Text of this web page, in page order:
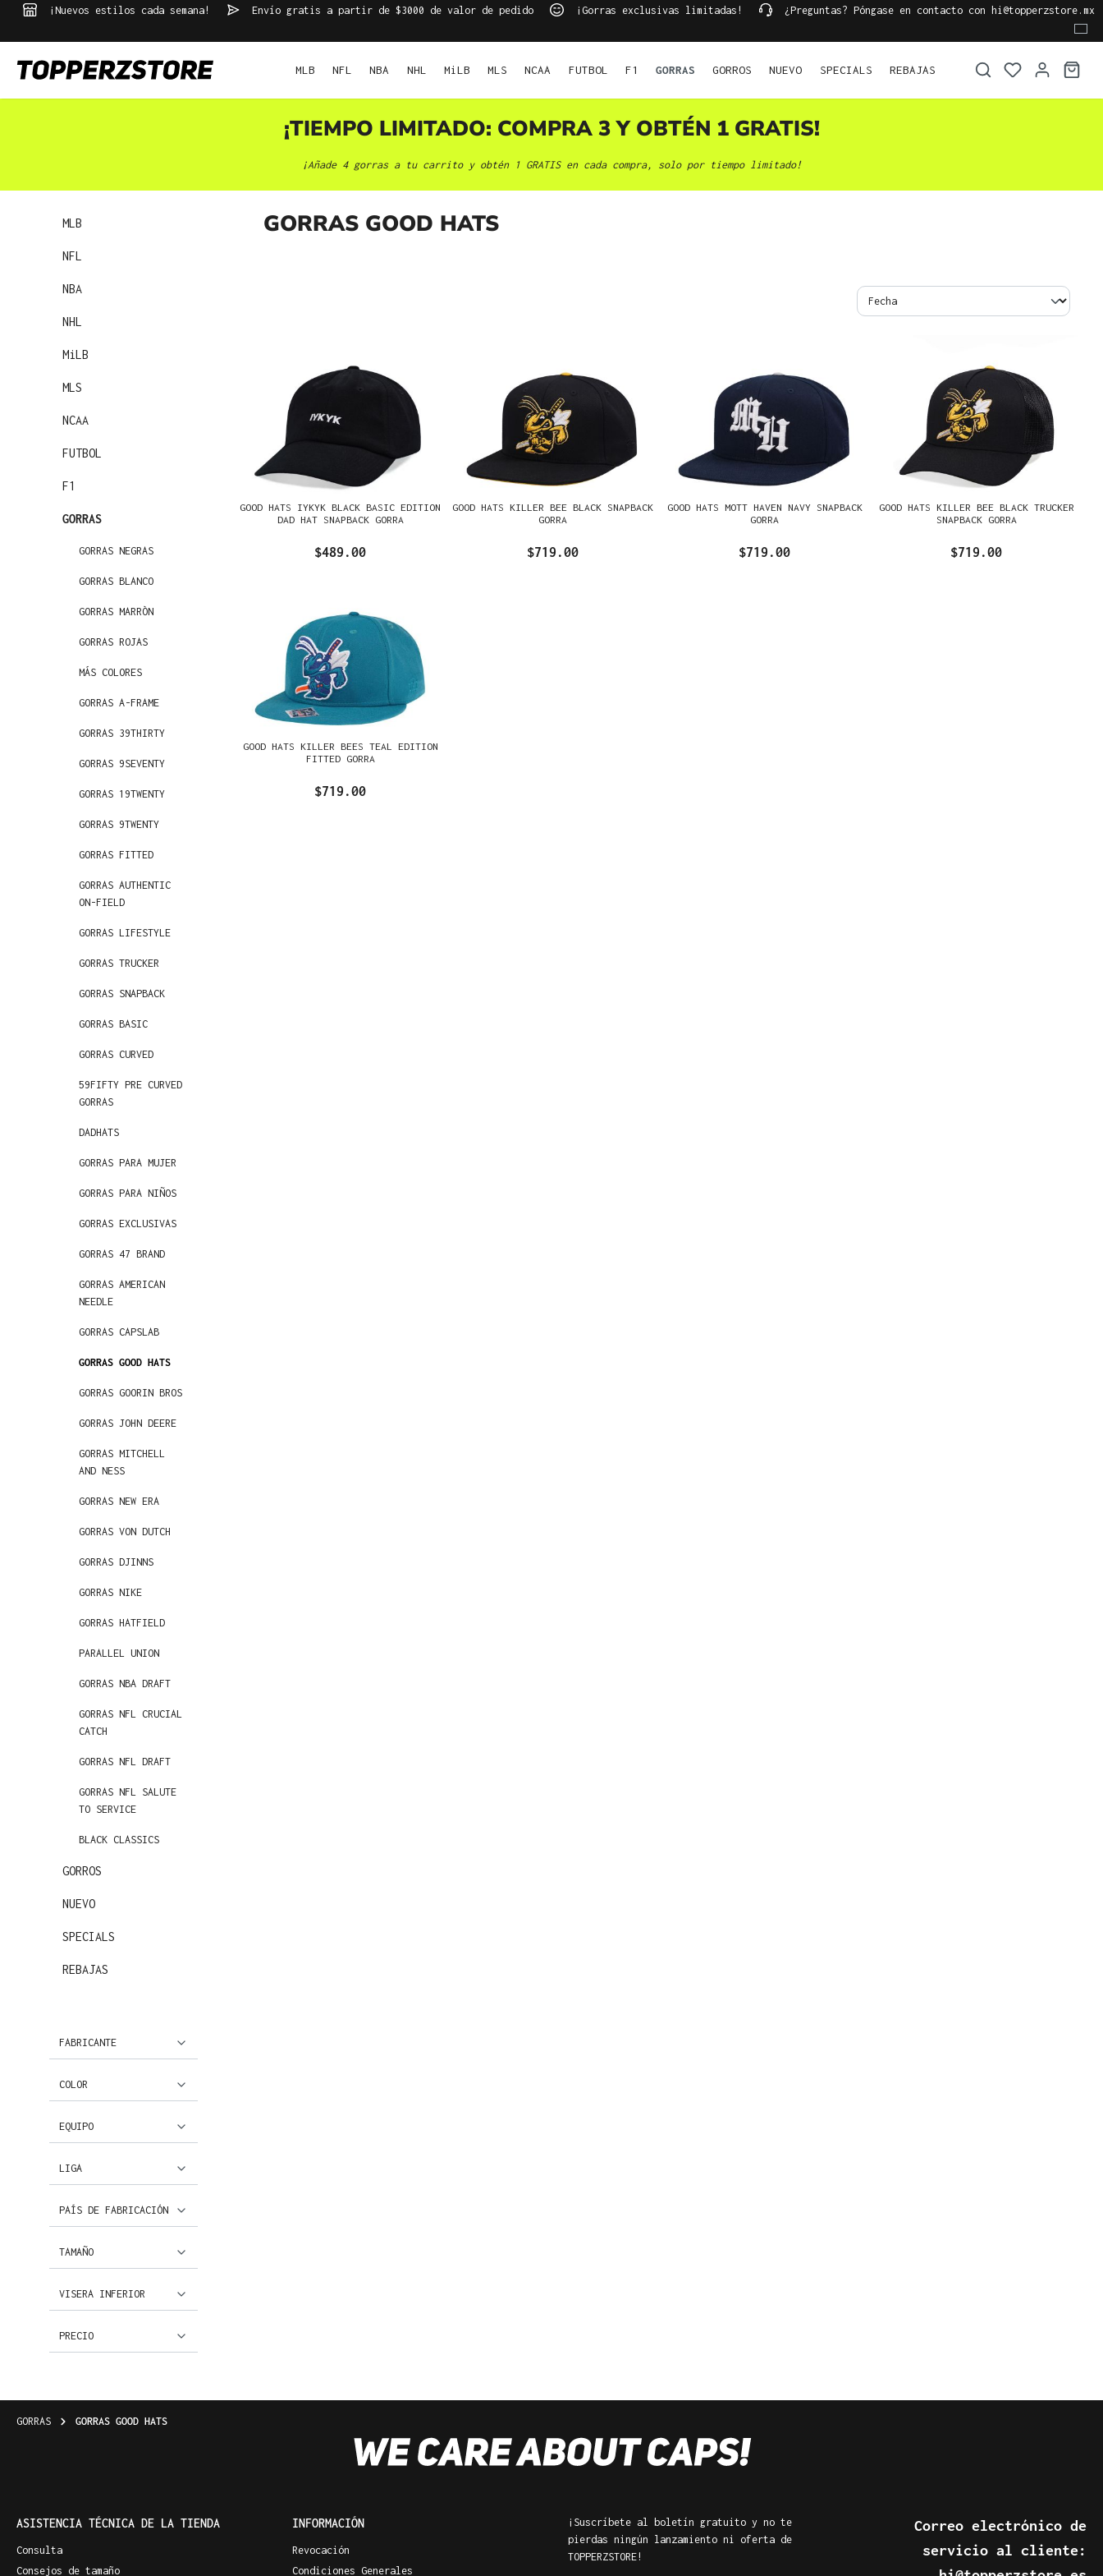
Saltar a la navegación principal
¡Nuevos estilos cada semana! Envío gratis a partir de $3000 de valor de pedido ¡Gorras exclusivas limitadas! ¿Preguntas? Póngase en contacto con hi@topperzstore.mx
MLB NFL NBA NHL MiLB MLS NCAA FUTBOL F1 GORRAS GORROS NUEVO SPECIALS REBAJAS
¡TIEMPO LIMITADO: COMPRA 3 Y OBTÉN 1 GRATIS!
¡Añade 4 gorras a tu carrito y obtén 1 GRATIS en cada compra, solo por tiempo limitado!
MLB
NFL
NBA
NHL
MiLB
MLS
NCAA
FUTBOL
F1
GORRAS
GORRAS NEGRAS
GORRAS BLANCO
GORRAS MARRÒN
GORRAS ROJAS
MÁS COLORES
GORRAS A-FRAME
GORRAS 39THIRTY
GORRAS 9SEVENTY
GORRAS 19TWENTY
GORRAS 9TWENTY
GORRAS FITTED
GORRAS AUTHENTIC
ON-FIELD
GORRAS LIFESTYLE
GORRAS TRUCKER
GORRAS SNAPBACK
GORRAS BASIC
GORRAS CURVED
59FIFTY PRE CURVED
GORRAS
DADHATS
GORRAS PARA MUJER
GORRAS PARA NIÑOS
GORRAS EXCLUSIVAS
GORRAS 47 BRAND
GORRAS AMERICAN
NEEDLE
GORRAS CAPSLAB
GORRAS GOOD HATS
GORRAS GOORIN BROS
GORRAS JOHN DEERE
GORRAS MITCHELL
AND NESS
GORRAS NEW ERA
GORRAS VON DUTCH
GORRAS DJINNS
GORRAS NIKE
GORRAS HATFIELD
PARALLEL UNION
GORRAS NBA DRAFT
GORRAS NFL CRUCIAL
CATCH
GORRAS NFL DRAFT
GORRAS NFL SALUTE
TO SERVICE
BLACK CLASSICS
GORROS
NUEVO
SPECIALS
REBAJAS
FABRICANTE
COLOR
EQUIPO
LIGA
PAÍS DE FABRICACIÓN
TAMAÑO
VISERA INFERIOR
PRECIO
GORRAS GOOD HATS
GOOD HATS IYKYK BLACK BASIC EDITION
DAD HAT SNAPBACK GORRA
$489.00
GOOD HATS KILLER BEE BLACK SNAPBACK
GORRA
$719.00
GOOD HATS MOTT HAVEN NAVY SNAPBACK
GORRA
$719.00
GOOD HATS KILLER BEE BLACK TRUCKER
SNAPBACK GORRA
$719.00
GOOD HATS KILLER BEES TEAL EDITION
FITTED GORRA
$719.00
GORRAS GORRAS GOOD HATS
ASISTENCIA TÉCNICA DE LA TIENDA
Consulta
Consejos de tamaño
INFORMACIÓN
Revocación
Condiciones Generales
¡Suscríbete al boletín gratuito y no te
pierdas ningún lanzamiento ni oferta de
TOPPERZSTORE!
Correo electrónico de
servicio al cliente: